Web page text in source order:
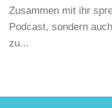
Zusammen mit ihr
Podcast, sondern
zu...